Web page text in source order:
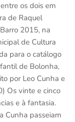
os dois em
de Raquel
2015, na
de Cultura
para o catálogo
de Bolonha,
por Leo Cunha e
Os vinte e cinco
e à fantasia.
Cunha passeiam